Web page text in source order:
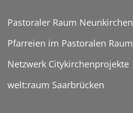
Pastoraler Raum Neunkirchen
Pfarreien im Pastoralen Raum
Netzwerk Citykirchenprojekte
welt:raum Saarbrücken